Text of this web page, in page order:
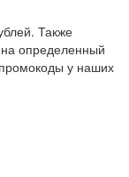
Также
определенный
у наших